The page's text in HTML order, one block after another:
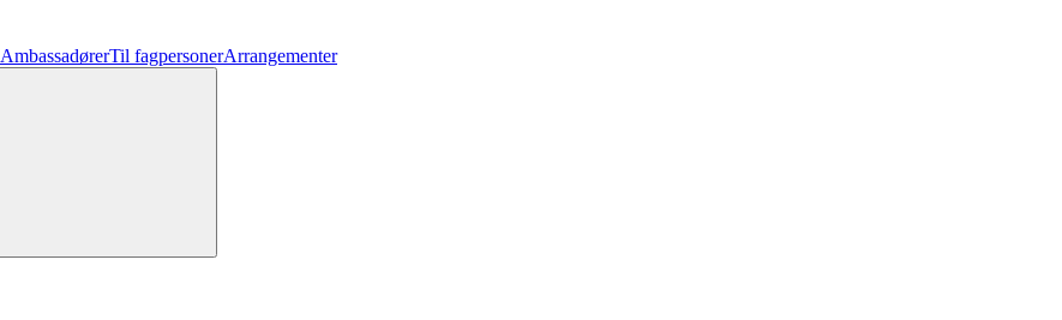
AmbassadørerTil fagpersonerArrangementer